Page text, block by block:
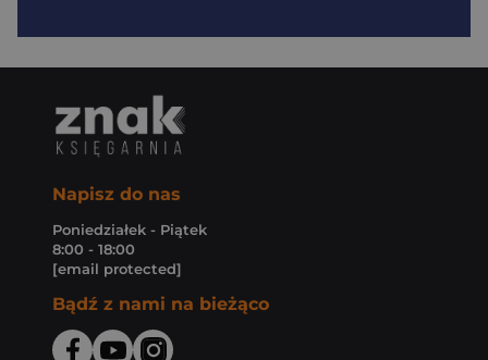
Napisz do nas
Poniedziałek - Piątek
8:00 - 18:00
[email protected]
Bądź z nami na bieżąco